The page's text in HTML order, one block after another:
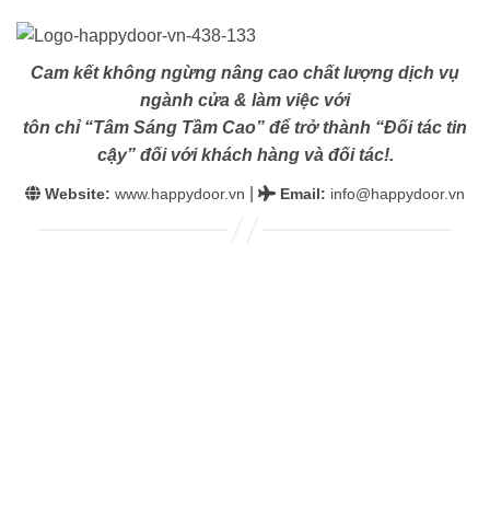
Cam kết không ngừng nâng cao chất lượng dịch vụ
ngành cửa & làm việc với
tôn chỉ “Tâm Sáng Tầm Cao” để trở thành “Đối tác tin
cậy” đối với khách hàng và đối tác!.
Website: www.happydoor.vn Email: info@happydoor.vn